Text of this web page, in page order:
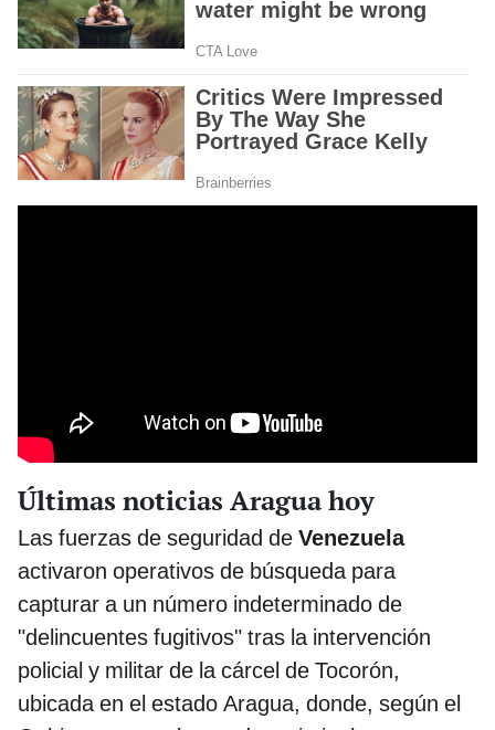
Últimas noticias Aragua hoy
Las fuerzas de seguridad de Venezuela
activaron operativos de búsqueda para
capturar a un número indeterminado de
"delincuentes fugitivos" tras la intervención
policial y militar de la cárcel de Tocorón,
ubicada en el estado Aragua, donde, según el